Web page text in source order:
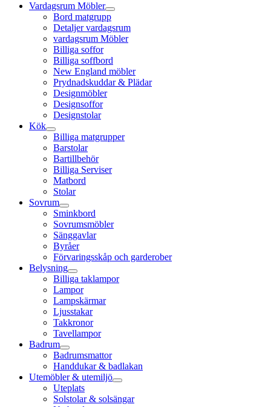
Vardagsrum Möbler
Bord matgrupp
Detaljer vardagsrum
vardagsrum Möbler
Billiga soffor
Billiga soffbord
New England möbler
Prydnadskuddar & Plädar
Designmöbler
Designsoffor
Designstolar
Kök
Billiga matgrupper
Barstolar
Bartillbehör
Billiga Serviser
Matbord
Stolar
Sovrum
Sminkbord
Sovrumsmöbler
Sänggavlar
Byråer
Förvaringsskåp och garderober
Belysning
Billiga taklampor
Lampor
Lampskärmar
Ljusstakar
Takkronor
Tavellampor
Badrum
Badrumsmattor
Handdukar & badlakan
Utemöbler & utemiljö
Uteplats
Solstolar & solsängar